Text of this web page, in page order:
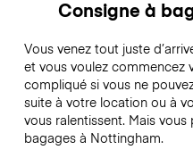
Consigne à
Vous venez tout juste
et vous voulez commencez
compliqué si vous ne
suite à votre location ou à
vous ralentissent. Mais
bagages à Nottingham.